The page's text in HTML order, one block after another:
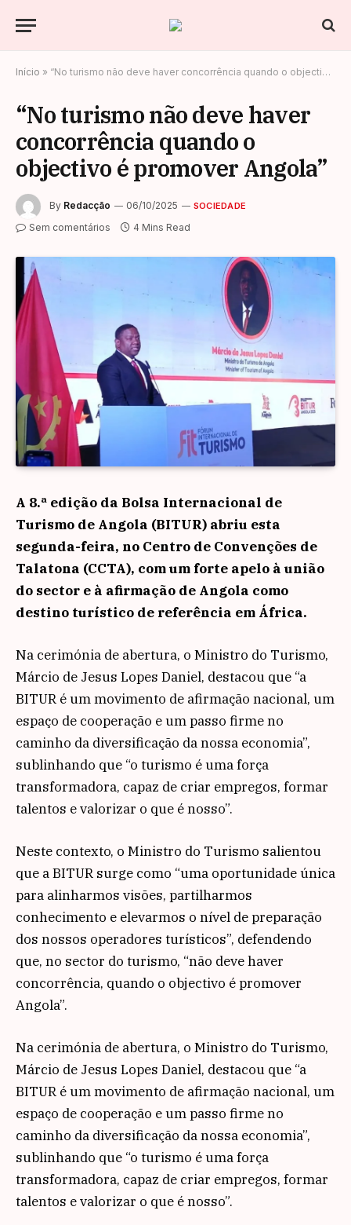
Início » “No turismo não deve haver concorrência quando o objectivo é promover Angola”
“No turismo não deve haver
concorrência quando o
objectivo é promover Angola”
By Redacção 06/10/2025 SOCIEDADE
Sem comentários 4 Mins Read
A 8.ª edição da Bolsa Internacional de
Turismo de Angola (BITUR) abriu esta
segunda-feira, no Centro de Convenções de
Talatona (CCTA), com um forte apelo à união
do sector e à afirmação de Angola como
destino turístico de referência em África.
Na cerimónia de abertura, o Ministro do Turismo,
Márcio de Jesus Lopes Daniel, destacou que “a
BITUR é um movimento de afirmação nacional, um
espaço de cooperação e um passo firme no
caminho da diversificação da nossa economia”,
sublinhando que “o turismo é uma força
transformadora, capaz de criar empregos, formar
talentos e valorizar o que é nosso”.
Neste contexto, o Ministro do Turismo salientou
que a BITUR surge como “uma oportunidade única
para alinharmos visões, partilharmos
conhecimento e elevarmos o nível de preparação
dos nossos operadores turísticos”, defendendo
que, no sector do turismo, “não deve haver
concorrência, quando o objectivo é promover
Angola”.
Na cerimónia de abertura, o Ministro do Turismo,
Márcio de Jesus Lopes Daniel, destacou que “a
BITUR é um movimento de afirmação nacional, um
espaço de cooperação e um passo firme no
caminho da diversificação da nossa economia”,
sublinhando que “o turismo é uma força
transformadora, capaz de criar empregos, formar
talentos e valorizar o que é nosso”.